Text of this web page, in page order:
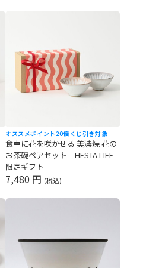
オススメポイント20倍 くじ引き対象
食卓に花を咲かせる 美濃焼 花の
お茶碗ペアセット｜HESTA LIFE
限定ギフト
7,480 円 (税込)